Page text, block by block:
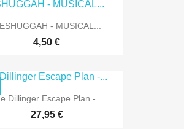
- MUSICAL...
4,50 €
Dillinger Escape Plan -...
27,95 €